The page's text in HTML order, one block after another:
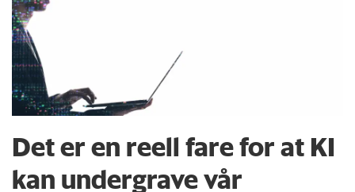
Det er en reell fare for at KI
kan undergrave vår